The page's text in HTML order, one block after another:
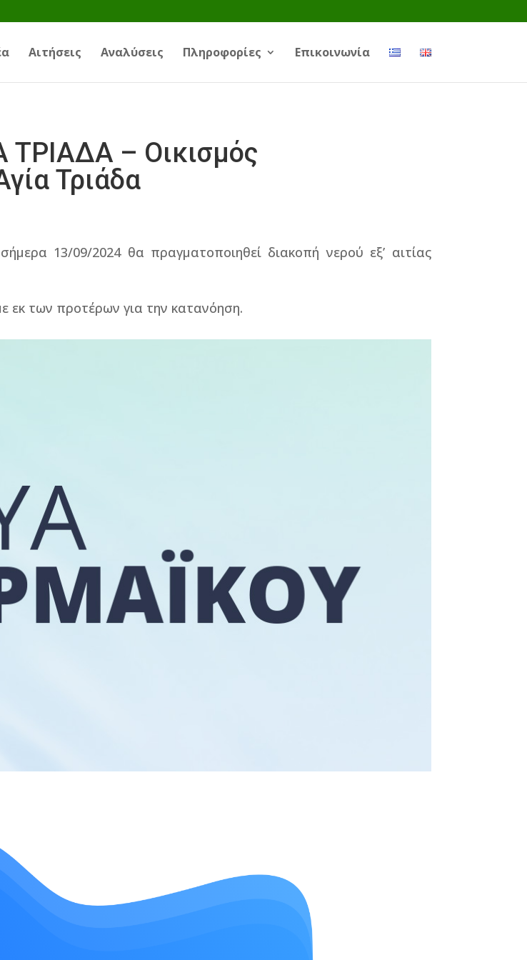
Αιτήσεις Αναλύσεις Πληροφορίες Επικοινωνία
ΤΡΙΑΔΑ – Οικισμός
Τριάδα
13/09/2024 θα πραγματοποιηθεί διακοπή νερού εξ’ αιτίας
εκ των προτέρων για την κατανόηση.